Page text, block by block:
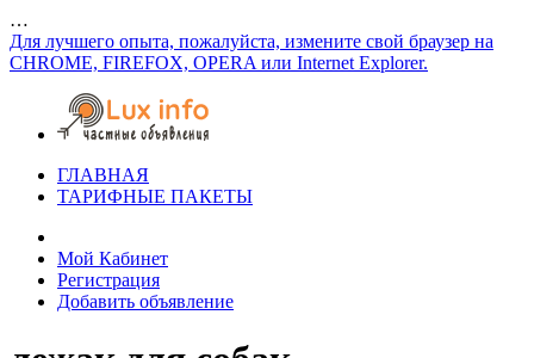
…
Для лучшего опыта, пожалуйста, измените свой браузер на
CHROME, FIREFOX, OPERA или Internet Explorer.
ГЛАВНАЯ
ТАРИФНЫЕ ПАКЕТЫ
Мой Кабинет
Регистрация
Добавить объявление